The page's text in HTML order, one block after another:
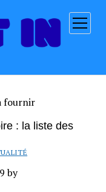
ouvrir
menu
: la liste des
by